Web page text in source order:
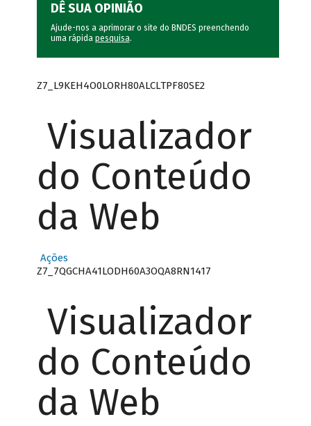
DÊ SUA OPINIÃO
Ajude-nos a aprimorar o site do BNDES preenchendo
uma rápida pesquisa.
Z7_L9KEH4O0LORH80ALCLTPF80SE2
Visualizador
do Conteúdo
da Web
Ações
Z7_7QGCHA41LODH60A3OQA8RN1417
Visualizador
do Conteúdo
da Web